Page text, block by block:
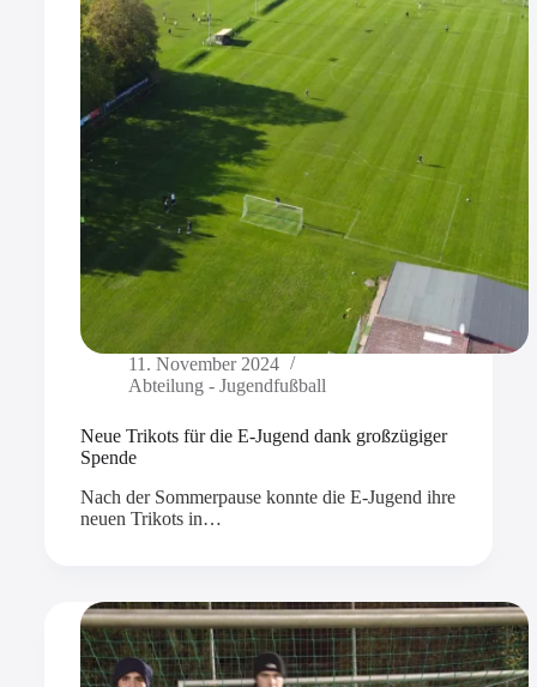
11. November 2024
Abteilung - Jugendfußball
Neue Trikots für die E-Jugend dank großzügiger
Spende
Nach der Sommerpause konnte die E-Jugend ihre
neuen Trikots in…